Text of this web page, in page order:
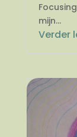
mijn...
Verder